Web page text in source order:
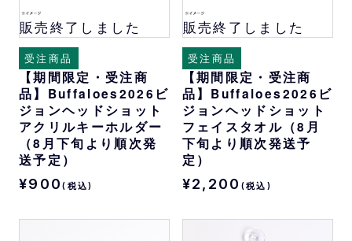
販売終了しました
受注商品
【期間限定・受注商
品】Buffaloes2026ビ
ジョンヘッドショット
アクリルキーホルダー
（8月下旬より順次発
送予定）
¥900(税込)
販売終了しました
受注商品
【期間限定・受注商
品】Buffaloes2026ビ
ジョンヘッドショット
フェイスタオル（8月
下旬より順次発送予
定）
¥2,200 (税込)